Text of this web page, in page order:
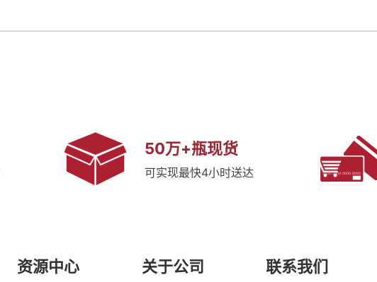
50万+瓶现货
可实现最快4小时送达
资源中心 关于公司 联系我们